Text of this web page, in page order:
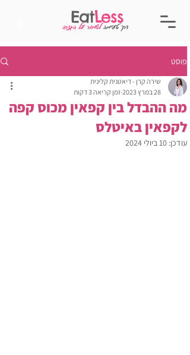
EatLess
דרך טעימהלשמור על הגזרה
פוסט
מה ההבדל בין קפאין מכוס קפה
לקפאין באיטלס
שירה קרן - דיאטנית קלינית
28 במרץ 2023
זמן קריאה 3 דקות
עודכן: 10 ביולי 2024